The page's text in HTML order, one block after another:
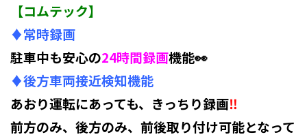
【コムテック】
♦常時録画
駐車中も安心の24時間録画機能👀
♦後方車両接近検知機能
あおり運転にあっても、きっちり録画‼️
前方のみ、後方のみ、前後取り付け可能となって